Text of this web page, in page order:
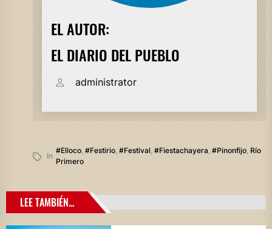
EL AUTOR:
EL DIARIO DEL PUEBLO
administrator
In
#elloco, #festirio, #festival, #fiestachayera, #pinonfijo, Río
Primero
LEE TAMBIÉN...